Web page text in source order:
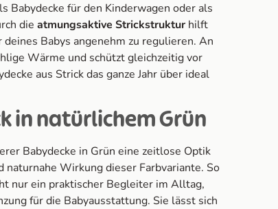
Babydecke für den Kinderwagen oder als
die atmungsaktive Strickstrukturhilft
Babys angenehm zu regulieren. An
Wärme und schützt gleichzeitig vor
aus Strick das ganze Jahr über ideal
in natürlichem Grün
Babydecke in Grün eine zeitlose Optik
Wirkung dieser Farbvariante. So
nur ein praktischer Begleiter im Alltag,
für die Babyausstattung. Sie lässt sich